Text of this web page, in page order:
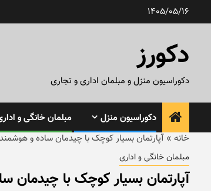
1405/05/16
دکورز
دکوراسیون منزل و مبلمان اداری و تجاری
دکوراسیون منزل مبلمان خانگی و
خانه » آپارتمان بسیار کوچک با چیدمان ساده و
مبلمان خانگی و اداری
آپارتمان بسیار کوچک با چیدمان